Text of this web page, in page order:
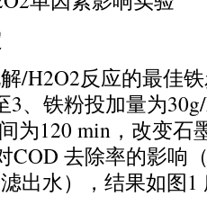
/H2O2反应的最佳
3、铁粉投加量为30g
为120 min ，改变石
COD 去除率的影响
出水），结果如图1